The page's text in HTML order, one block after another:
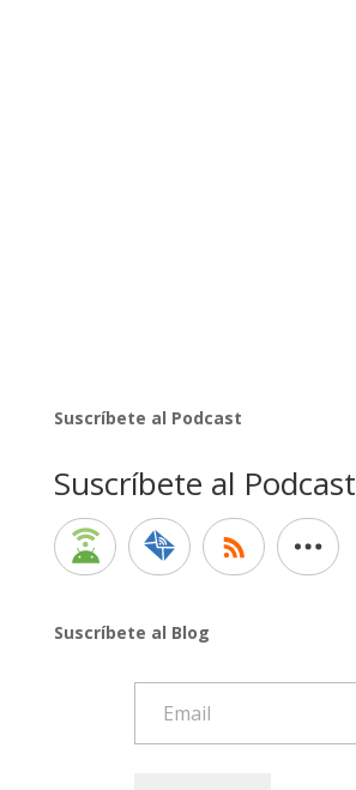
Suscríbete al Podcast
Suscríbete al Podcast
Suscríbete al Blog